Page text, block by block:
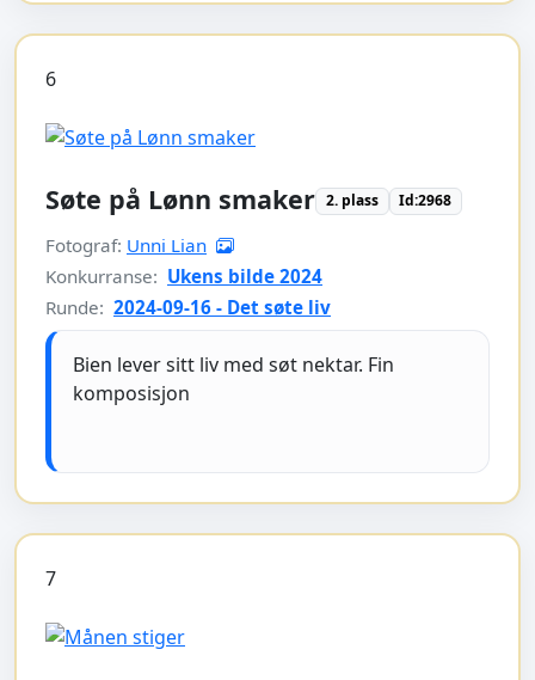
6
Søte på Lønn smaker 2. plass Id:2968
Fotograf: Unni Lian
Konkurranse: Ukens bilde 2024
Runde: 2024-09-16 - Det søte liv
Bien lever sitt liv med søt nektar. Fin
komposisjon
7